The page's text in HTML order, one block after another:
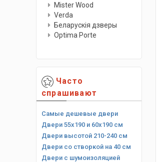
Мister Wood
Verda
Беларускiя дзверы
Optima Porte
Часто
спрашивают
Самые дешевые двери
Двери 55х190 и 60х190 см
Двери высотой 210-240 см
Двери со створкой на 40 см
Двери с шумоизоляцией